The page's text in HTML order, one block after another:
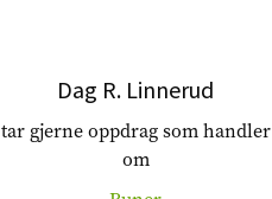
Dag R. Linnerud
tar gjerne oppdrag som handler
om